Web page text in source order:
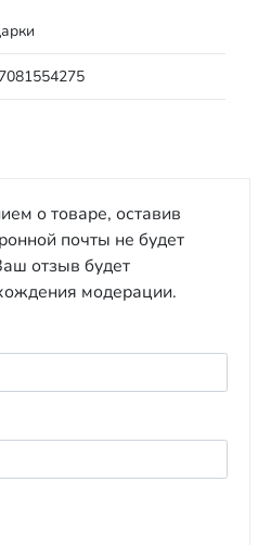
о товаре, оставив
почты не будет
отзыв будет
модерации.